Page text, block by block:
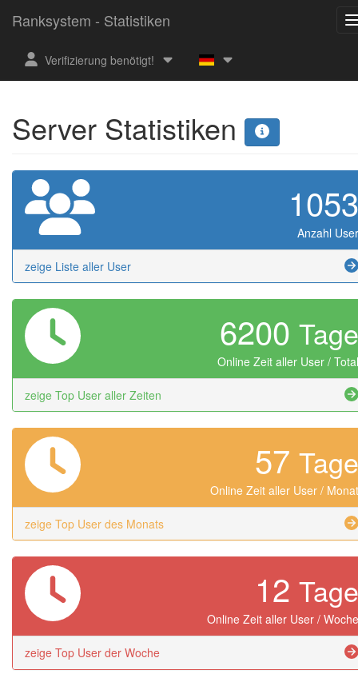
Ranksystem - Statistiken
Verifizierung benötigt!
Server Statistiken
1053
Anzahl User
zeige Liste aller User
6200 Tage
Online Zeit aller User / Total
zeige Top User aller Zeiten
57 Tage
Online Zeit aller User / Monat
zeige Top User des Monats
12 Tage
Online Zeit aller User / Woche
zeige Top User der Woche